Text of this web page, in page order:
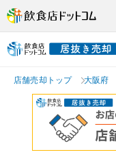
店舗売却トップ 大阪府